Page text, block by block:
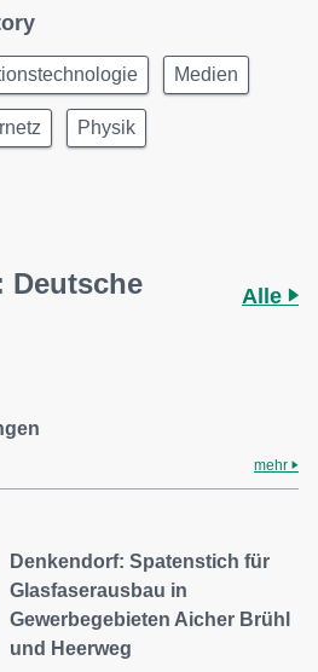
Medien
Physik
Deutsche
Alle
mehr
Denkendorf: Spatenstich für
Glasfaserausbau in
Gewerbegebieten Aicher Brühl
und Heerweg